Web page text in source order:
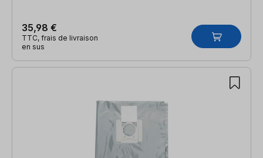
35,98 €
TTC, frais de livraison
en sus